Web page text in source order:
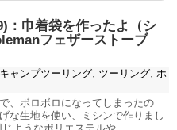
：巾着袋を作ったよ（シ
フェザーストーブ
キャンプツーリング, ツーリング, ホ
、ボロボロになってしまったの
な生地を使い、ミシンで作りまし